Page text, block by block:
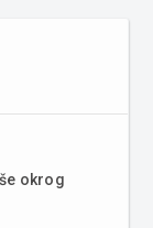
okrog